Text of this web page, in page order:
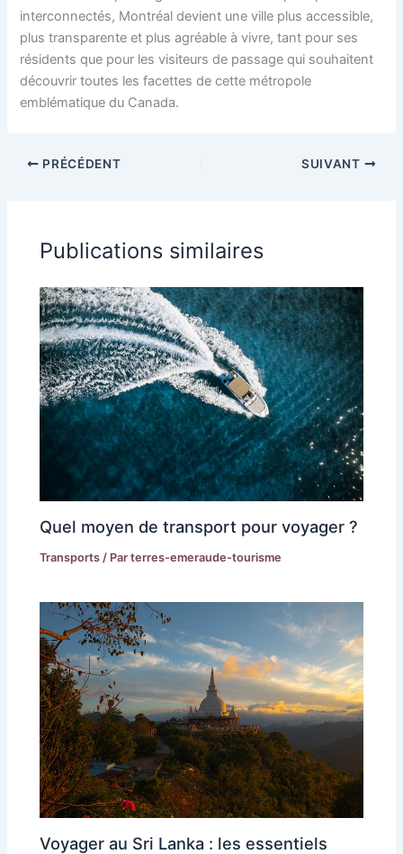
interconnectés, Montréal devient une ville plus accessible,
plus transparente et plus agréable à vivre, tant pour ses
résidents que pour les visiteurs de passage qui souhaitent
découvrir toutes les facettes de cette métropole
emblématique du Canada.
PRÉCÉDENT SUIVANT
Publications similaires
Quel moyen de transport pour voyager ?
Transports / Parterres-emeraude-tourisme
Voyager au Sri Lanka : les essentiels